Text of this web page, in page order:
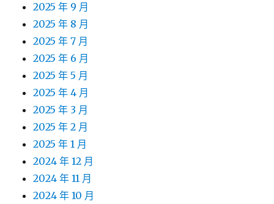
2025 年 9 月
2025 年 8 月
2025 年 7 月
2025 年 6 月
2025 年 5 月
2025 年 4 月
2025 年 3 月
2025 年 2 月
2025 年 1 月
2024 年 12 月
2024 年 11 月
2024 年 10 月